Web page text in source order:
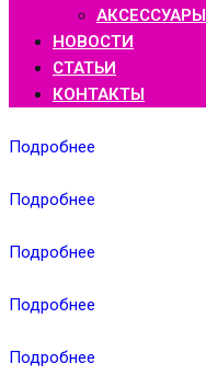
АКСЕССУАРЫ
НОВОСТИ
СТАТЬИ
КОНТАКТЫ
Подробнее
Подробнее
Подробнее
Подробнее
Подробнее